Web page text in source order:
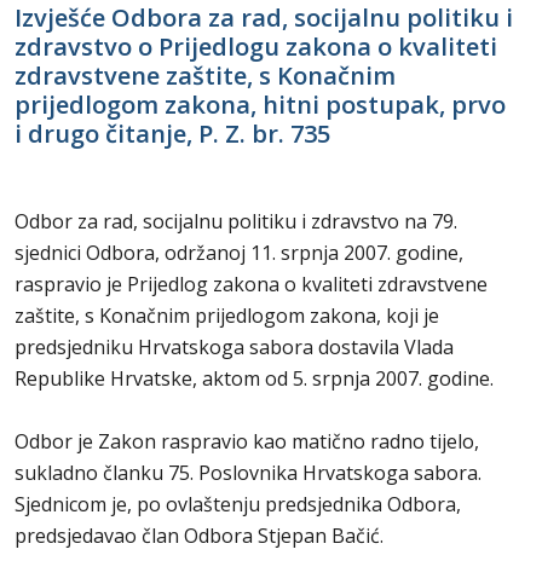
Izvješće Odbora za rad, socijalnu politiku i
zdravstvo o Prijedlogu zakona o kvaliteti
zdravstvene zaštite, s Konačnim
prijedlogom zakona, hitni postupak, prvo
i drugo čitanje, P. Z. br. 735
Odbor za rad, socijalnu politiku i zdravstvo na 79.
sjednici Odbora, održanoj 11. srpnja 2007. godine,
raspravio je Prijedlog zakona o kvaliteti zdravstvene
zaštite, s Konačnim prijedlogom zakona, koji je
predsjedniku Hrvatskoga sabora dostavila Vlada
Republike Hrvatske, aktom od 5. srpnja 2007. godine.
Odbor je Zakon raspravio kao matično radno tijelo,
sukladno članku 75. Poslovnika Hrvatskoga sabora.
Sjednicom je, po ovlaštenju predsjednika Odbora,
predsjedavao član Odbora Stjepan Bačić.